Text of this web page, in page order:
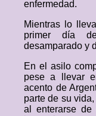
enfermedad.
Mientras lo
primer día
desamparado y
En el asilo
pese a llevar
acento de
parte de su
al enterarse de